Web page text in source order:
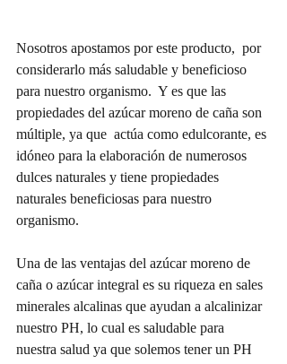
Nosotros apostamos por este producto,  por
considerarlo más saludable y beneficioso
para nuestro organismo.  Y es que las
propiedades del azúcar moreno de caña son
múltiple, ya que  actúa como edulcorante, es
idóneo para la elaboración de numerosos
dulces naturales y tiene propiedades
naturales beneficiosas para nuestro
organismo.
Una de las ventajas del azúcar moreno de
caña o azúcar integral es su riqueza en sales
minerales alcalinas que ayudan a alcalinizar
nuestro PH, lo cual es saludable para
nuestra salud ya que solemos tener un PH